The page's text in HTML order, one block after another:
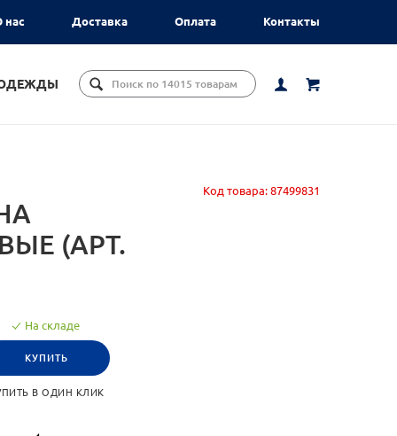
нас Доставка Оплата Контакты
Код товара: 87499831
(АРТ.
На складе
КУПИТЬ
В ОДИН КЛИК